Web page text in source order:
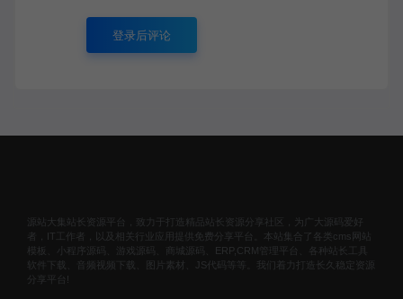
登录后评论
源站大集站长资源平台，致力于打造精品站长资源分享社区，为广大源码爱好
者，IT工作者，以及相关行业应用提供免费分享平台。本站集合了各类cms网站
模板、小程序源码、游戏源码、商城源码、ERP,CRM管理平台、各种站长工具
软件下载、音频视频下载、图片素材、JS代码等等。我们着力打造长久稳定资源
分享平台!